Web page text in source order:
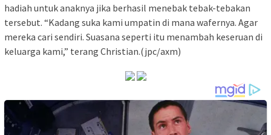
hadiah untuk anaknya jika berhasil menebak tebak-tebakan
tersebut. “Kadang suka kami umpatin di mana wafernya. Agar
mereka cari sendiri. Suasana seperti itu menambah keseruan di
keluarga kami,” terang Christian.(jpc/axm)